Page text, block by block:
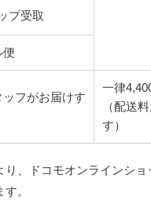
プ受取
便
ッフがお届けす
一律
（配送
す）
り、ドコモオンラインシ
。